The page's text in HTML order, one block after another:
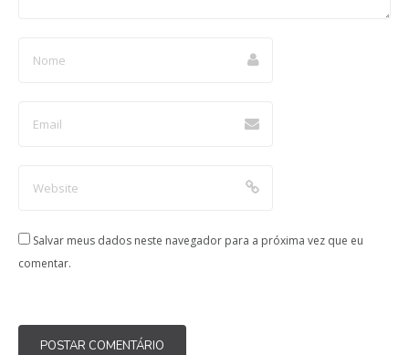
Salvar meus dados neste navegador para a próxima vez que eu
comentar.